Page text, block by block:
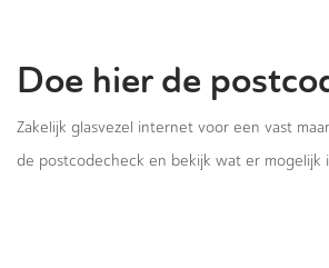
Doe hier de
Zakelijk glasvezel internet voor een vast
de postcodecheck en bekijk wat er mogelijk